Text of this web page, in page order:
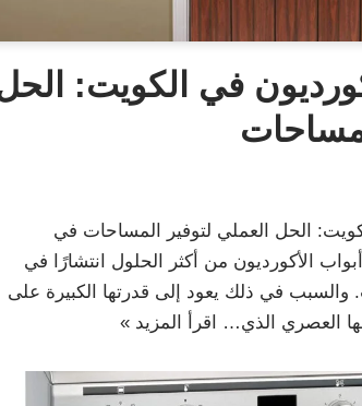
في الكويت:
الحل العملي لتوفير المساحات في
الأكورديون من أكثر الحلول انتشارًا في
والسبب في ذلك يعود إلى قدرتها الكبيرة على
العصري الذي…
اقرأ المزيد »